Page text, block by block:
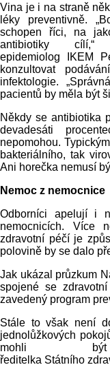
Vina je i na straně
léky preventivně.
schopen říci, na
antibiotiky
epidemiolog IKEM
konzultovat
infektologie.
pacientů by měla být
Někdy se antibiotika
devadesáti
nepomohou.
bakteriálního, tak
Ani horečka nemusí
Nemoc z nemocnice
Odborníci apelují i
nemocnicích. Více
zdravotní péčí je
polovině by se dalo
Jak ukázal průzkum
spojené se
zavedený program
Stále to však není
jednolůžkových
mohli
ředitelka Státního